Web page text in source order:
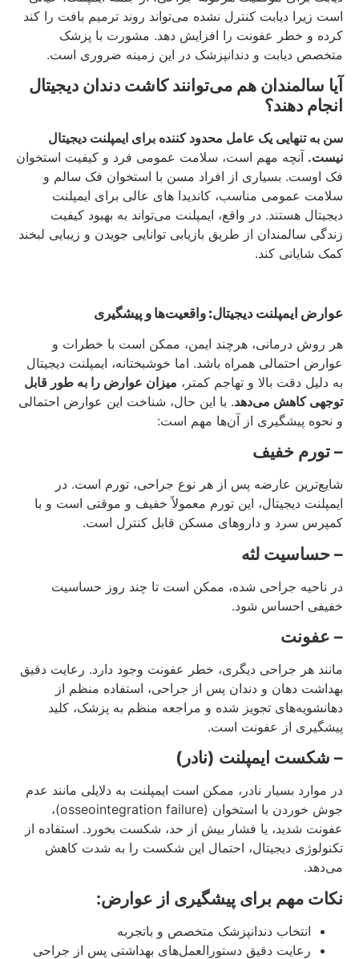
است زیرا دیابت کنترل نشده می‌تواند روند ترمیم بافت را کند
کرده و خطر عفونت را افزایش دهد. مشورت با پزشک
متخصص دیابت و دندانپزشک در این زمینه ضروری است.
آیا سالمندان هم می‌توانند کاشت دندان دیجیتال
انجام دهند؟
سن به تنهایی یک عامل محدود کننده برای ایمپلنت دیجیتال
نیست. آنچه مهم است، سلامت عمومی فرد و کیفیت استخوان
فک اوست. بسیاری از افراد مسن با استخوان فک سالم و
سلامت عمومی مناسب، کاندیدا های عالی برای ایمپلنت
دیجیتال هستند. در واقع، ایمپلنت می‌تواند به بهبود کیفیت
زندگی سالمندان از طریق بازیابی توانایی جویدن و زیبایی لبخند
کمک شایانی کند.
عوارض ایمپلنت دیجیتال: واقعیت‌ها و پیشگیری
هر روش درمانی، هرچند ایمن، ممکن است با خطرات و
عوارض احتمالی همراه باشد. اما خوشبختانه، ایمپلنت دیجیتال
به دلیل دقت بالا و تهاجم کمتر، میزان عوارض را به طور قابل
توجهی کاهش می‌دهد. با این حال، شناخت این عوارض احتمالی
و نحوه پیشگیری از آن‌ها مهم است:
– تورم خفیف
شایع‌ترین عارضه پس از هر نوع جراحی، تورم است. در
ایمپلنت دیجیتال، این تورم معمولاً خفیف و موقتی است و با
کمپرس سرد و داروهای مسکن قابل کنترل است.
– حساسیت لثه
در ناحیه جراحی شده، ممکن است تا چند روز حساسیت
خفیفی احساس شود.
– عفونت
مانند هر جراحی دیگری، خطر عفونت وجود دارد. رعایت دقیق
بهداشت دهان و دندان پس از جراحی، استفاده منظم از
دهانشویه‌های تجویز شده و مراجعه منظم به پزشک، کلید
پیشگیری از عفونت است.
– شکست ایمپلنت (نادر)
در موارد بسیار نادر، ممکن است ایمپلنت به دلایلی مانند عدم
جوش خوردن با استخوان (osseointegration failure)،
عفونت شدید، یا فشار بیش از حد، شکست بخورد. استفاده از
تکنولوژی دیجیتال، احتمال این شکست را به شدت کاهش
می‌دهد.
نکات مهم برای پیشگیری از عوارض:
انتخاب دندانپزشک متخصص و باتجربه
رعایت دقیق دستورالعمل‌های بهداشتی پس از جراحی